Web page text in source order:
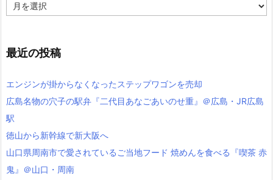
ッ
ン
バ
最近の投稿
エンジンが掛からなくなったステップワゴンを売却
広島名物の穴子の駅弁『二代目あなごあいのせ重』＠広島・JR広島
駅
徳山から新幹線で新大阪へ
山口県周南市で愛されているご当地フード 焼めんを食べる『喫茶 赤
鬼』＠山口・周南